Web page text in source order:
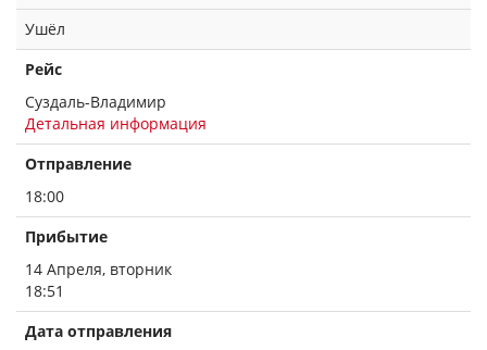
Ушёл
Рейс
Суздаль-Владимир
Детальная информация
Отправление
18:00
Прибытие
14 Апреля, вторник
18:51
Дата отправления